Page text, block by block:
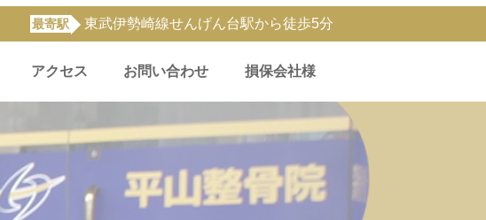
最寄駅 東武伊勢崎線せんげん台駅から徒歩5分
アクセス お問い合わせ 損保会社様